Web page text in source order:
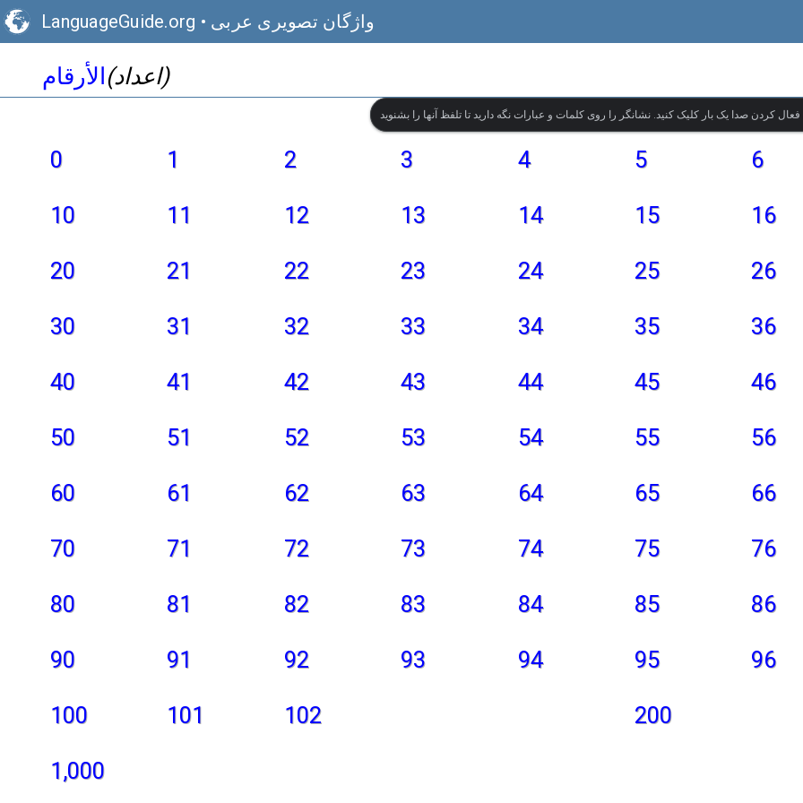
LanguageGuide.org • واژگان تصویری عربی
الأرقام (اعداد)
0 1 2 3 4 5 6
10 11 12 13 14 15 16
20 21 22 23 24 25 26
30 31 32 33 34 35 36
40 41 42 43 44 45 46
50 51 52 53 54 55 56
60 61 62 63 64 65 66
70 71 72 73 74 75 76
80 81 82 83 84 85 86
90 91 92 93 94 95 96
100 101 102 200
1,000